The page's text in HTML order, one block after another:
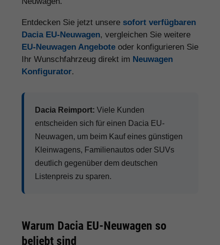
Entdecken Sie jetzt unsere sofort verfügbaren
Dacia EU-Neuwagen, vergleichen Sie weitere
EU-Neuwagen Angebote oder konfigurieren Sie
Ihr Wunschfahrzeug direkt im Neuwagen
Konfigurator.
Dacia Reimport: Viele Kunden
entscheiden sich für einen Dacia EU-
Neuwagen, um beim Kauf eines günstigen
Kleinwagens, Familienautos oder SUVs
deutlich gegenüber dem deutschen
Listenpreis zu sparen.
Warum Dacia EU-Neuwagen so
beliebt sind